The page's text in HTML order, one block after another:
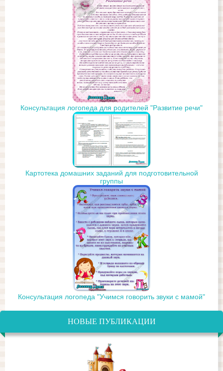
Консультация логопеда для родителей "Развитие речи"
Картотека домашних заданий для подготовительной
группы
Консультация логопеда "Учимся говорить звуки с мамой"
НОВЫЕ ПУБЛИКАЦИИ